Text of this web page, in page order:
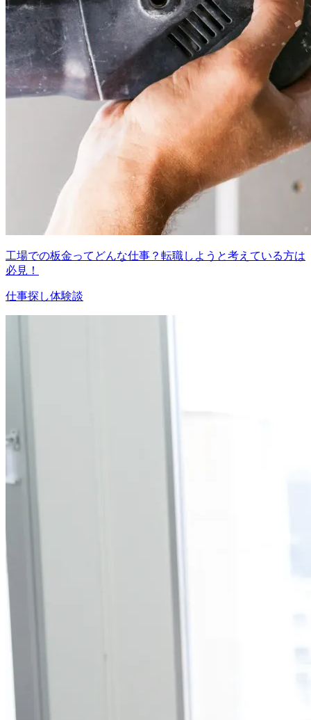
工場での板金ってどんな仕事？転職しようと考えている方は
必見！
仕事探し体験談